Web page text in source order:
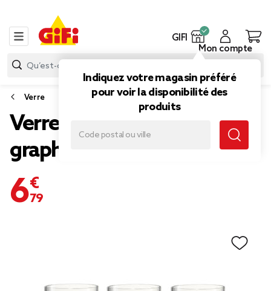
GIFI
Indiquez votre magasin préféré
pour voir la disponibilité des
produits
Mon compte
Verre
Verre bas motif rayure
graphique 25 cl x 6
6,79 €